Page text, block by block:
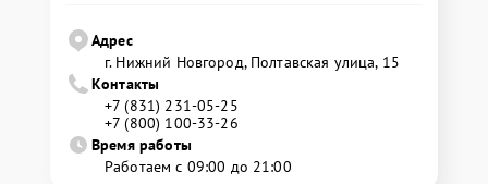
Адрес
г. Нижний Новгород, Полтавская улица, 15
Контакты
+7 (831) 231-05-25
+7 (800) 100-33-26
Время работы
Работаем с 09:00 до 21:00